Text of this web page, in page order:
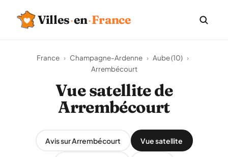
Villes·en·France
France › Champagne-Ardenne › Aube (10) ›
Arrembécourt
Vue satellite de
Arrembécourt
Avis sur Arrembécourt Vue satellite